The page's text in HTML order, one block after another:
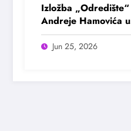
Izložba „Odredište“
Andreje Hamovića u
Bioskopu Balkan
Jun 25, 2026